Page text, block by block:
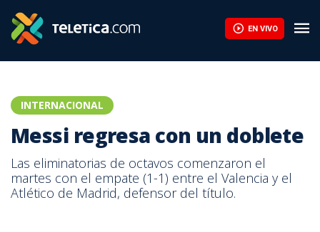
EN VIVO
INTERNACIONAL
Messi regresa con un doblete
Las eliminatorias de octavos comenzaron el
martes con el empate (1-1) entre el Valencia y el
Atlético de Madrid, defensor del título.